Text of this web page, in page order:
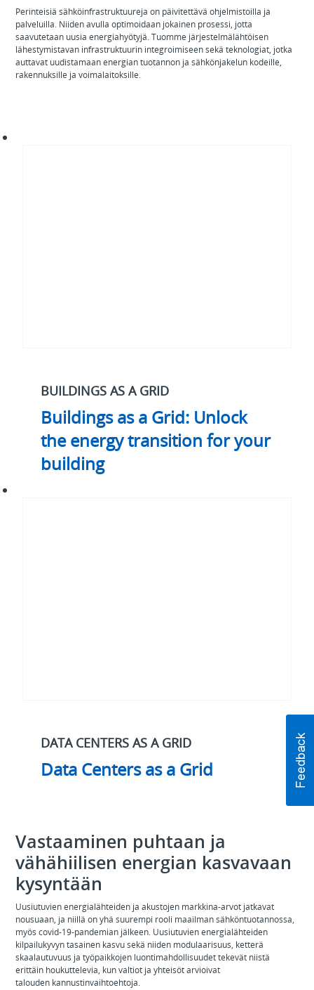
Perinteisiä sähköinfrastruktuureja on päivitettävä ohjelmistoilla ja
palveluilla. Niiden avulla optimoidaan jokainen prosessi, jotta
saavutetaan uusia energiahyötyjä. Tuomme järjestelmälähtöisen
lähestymistavan infrastruktuurin integroimiseen sekä teknologiat, jotka
auttavat uudistamaan energian tuotannon ja sähkönjakelun kodeille,
rakennuksille ja voimalaitoksille.
BUILDINGS AS A GRID
Buildings as a Grid: Unlock
the energy transition for your
building
DATA CENTERS AS A GRID
Data Centers as a Grid
Vastaaminen puhtaan ja
vähähiilisen energian kasvavaan
kysyntään
Uusiutuvien energialähteiden ja akustojen markkina-arvot jatkavat
nousuaan, ja niillä on yhä suurempi rooli maailman sähköntuotannossa,
myös covid-19-pandemian jälkeen. Uusiutuvien energialähteiden
kilpailukyvyn tasainen kasvu sekä niiden modulaarisuus, ketterä
skaalautuvuus ja työpaikkojen luontimahdollisuudet tekevät niistä
erittäin houkuttelevia, kun valtiot ja yhteisöt arvioivat
talouden kannustinvaihtoehtoja.